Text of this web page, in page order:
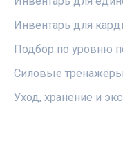
Инвентарь для
Подбор по уровню
Силовые
Уход, хранение и